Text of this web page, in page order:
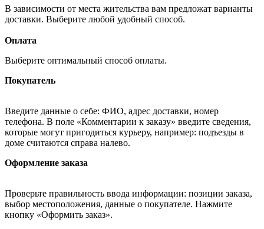
В зависимости от места жительства вам предложат варианты
доставки. Выберите любой удобный способ.
Оплата
Выберите оптимальный способ оплаты.
Покупатель
Введите данные о себе: ФИО, адрес доставки, номер
телефона. В поле «Комментарии к заказу» введите сведения,
которые могут пригодиться курьеру, например: подъезды в
доме считаются справа налево.
Оформление заказа
Проверьте правильность ввода информации: позиции заказа,
выбор местоположения, данные о покупателе. Нажмите
кнопку «Оформить заказ».